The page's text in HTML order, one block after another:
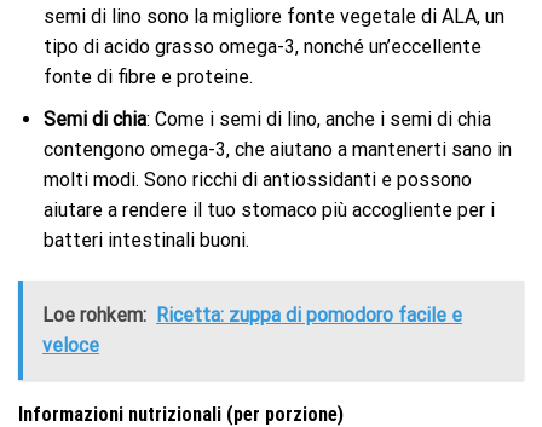
semi di lino sono la migliore fonte vegetale di ALA, un
tipo di acido grasso omega-3, nonché un’eccellente
fonte di fibre e proteine.
Semi di chia: Come i semi di lino, anche i semi di chia
contengono omega-3, che aiutano a mantenerti sano in
molti modi. Sono ricchi di antiossidanti e possono
aiutare a rendere il tuo stomaco più accogliente per i
batteri intestinali buoni.
Loe rohkem: Ricetta: zuppa di pomodoro facile e
veloce
Informazioni nutrizionali (per porzione)